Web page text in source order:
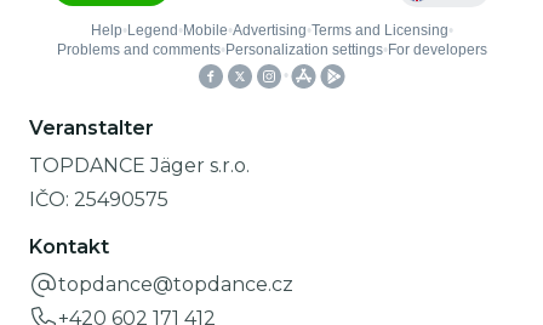
Veranstalter
TOPDANCE Jäger s.r.o.
IČO: 25490575
Kontakt
topdance@topdance.cz
+420 602 171 412